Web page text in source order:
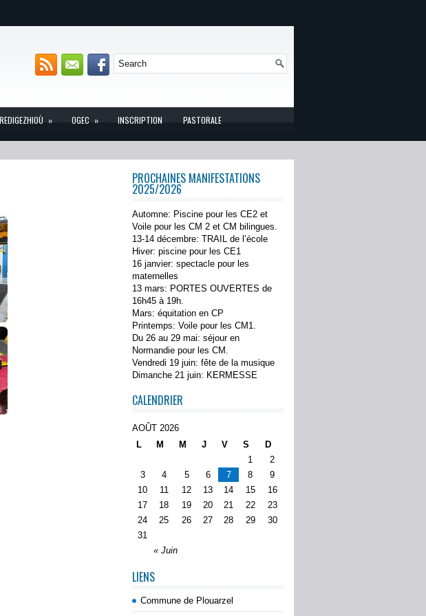
» OGEC » INSCRIPTION PASTORALE
PROCHAINES MANIFESTATIONS
2025/2026
Automne: Piscine pour les CE2 et
Voile pour les CM 2 et CM bilingues.
13-14 décembre: TRAIL de l’école
Hiver: piscine pour les CE1
16 janvier: spectacle pour les
maternelles
13 mars: PORTES OUVERTES de
16h45 à 19h.
Mars: équitation en CP
Printemps: Voile pour les CM1.
Du 26 au 29 mai: séjour en
Normandie pour les CM.
Vendredi 19 juin: fête de la musique
Dimanche 21 juin: KERMESSE
CALENDRIER
AOÛT 2026
L
M M J V S D
« Juin
1
2
3
4 5 6 7 8
9
10
11 12 13 14 15
16
17
18 19 20 21 22
23
24
25 26 27 28 29
30
31
LIENS
Commune de Plouarzel